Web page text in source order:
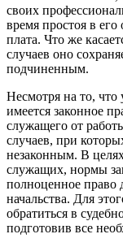
своих
время простоя в его
плата. Что же
случаев оно
подчиненным.
Несмотря на то, что
имеется законное
служащего от
случаев, при
незаконным. В
служащих, нормы
полноценное право
начальства. Для
обратиться в
подготовив все